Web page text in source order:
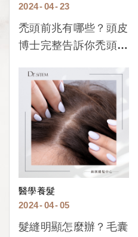
23
04
2024
禿頭前兆有哪些？頭皮
博士完整告訴你禿頭前
醫學養髮
05
04
2024
髮縫明顯怎麼辦？毛囊